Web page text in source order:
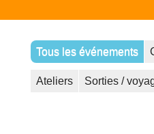
Tous les événements
Ateliers Sorties /